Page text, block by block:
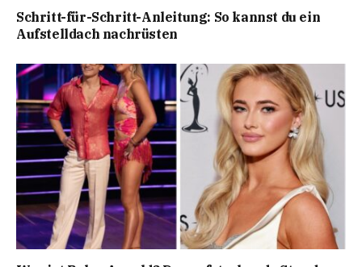
Schritt-für-Schritt-Anleitung: So kannst du ein
Aufstelldach nachrüsten